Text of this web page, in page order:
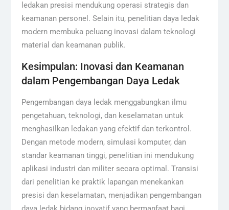
ledakan presisi mendukung operasi strategis dan
keamanan personel. Selain itu, penelitian daya ledak
modern membuka peluang inovasi dalam teknologi
material dan keamanan publik.
Kesimpulan: Inovasi dan Keamanan
dalam Pengembangan Daya Ledak
Pengembangan daya ledak menggabungkan ilmu
pengetahuan, teknologi, dan keselamatan untuk
menghasilkan ledakan yang efektif dan terkontrol.
Dengan metode modern, simulasi komputer, dan
standar keamanan tinggi, penelitian ini mendukung
aplikasi industri dan militer secara optimal. Transisi
dari penelitian ke praktik lapangan menekankan
presisi dan keselamatan, menjadikan pengembangan